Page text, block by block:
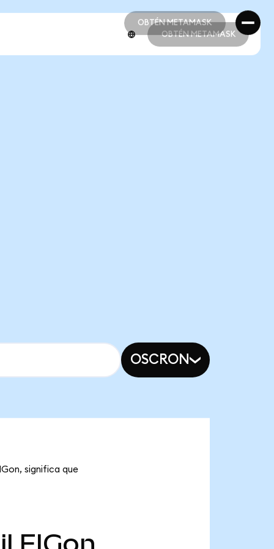
OBTÉN METAMASK
OBTÉN METAMASK
OBTÉN METAMASK
OSCRON
significa que